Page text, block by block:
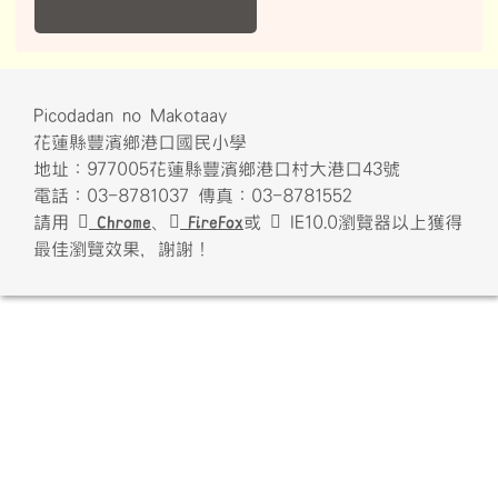
Picodadan no Makotaay
花蓮縣豐濱鄉港口國民小學
地址：977005花蓮縣豐濱鄉港口村大港口43號
電話：03-8781037 傳真：03-8781552
請用
Chrome、 FireFox或
IE10.0瀏覽器以上獲得
最佳瀏覽效果，謝謝！